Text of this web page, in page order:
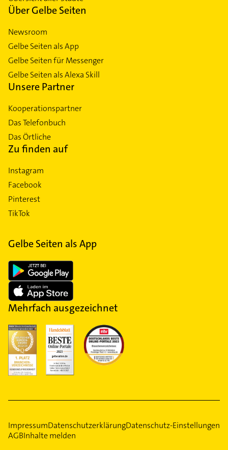
Über Gelbe Seiten
Newsroom
Gelbe Seiten als App
Gelbe Seiten für Messenger
Gelbe Seiten als Alexa Skill
Unsere Partner
Kooperationspartner
Das Telefonbuch
Das Örtliche
Zu finden auf
Instagram
Facebook
Pinterest
TikTok
Gelbe Seiten als App
Mehrfach ausgezeichnet
ImpressumDatenschutzerklärungDatenschutz-Einstellungen
AGBInhalte melden